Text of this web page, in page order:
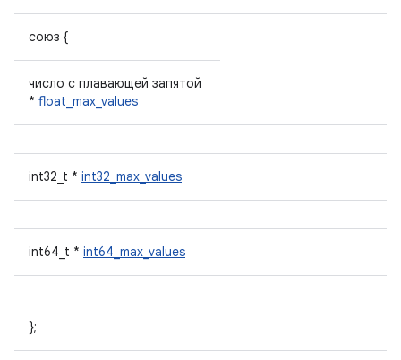
союз {
число с плавающей запятой
* float_max_values
int32_t * int32_max_values
int64_t * int64_max_values
};